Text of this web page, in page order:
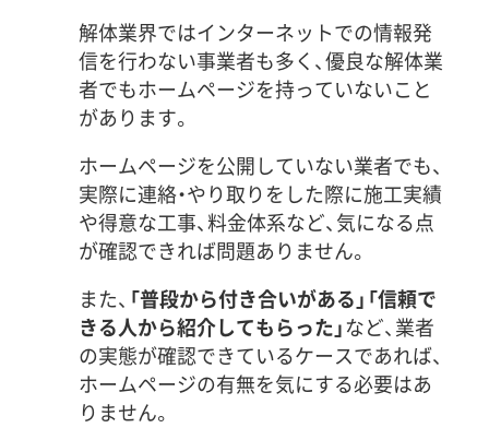
解体業界ではインターネットでの情報発
信を行わない事業者も多く、優良な解体業
者でもホームページを持っていないこと
があります。
ホームページを公開していない業者でも、
実際に連絡・やり取りをした際に施工実績
や得意な工事、料金体系など、気になる点
が確認できれば問題ありません。
また、 「普段から付き合いがある」「信頼で
きる人から紹介してもらった」など、業者
の実態が確認できているケースであれば、
ホームページの有無を気にする必要はあ
りません。